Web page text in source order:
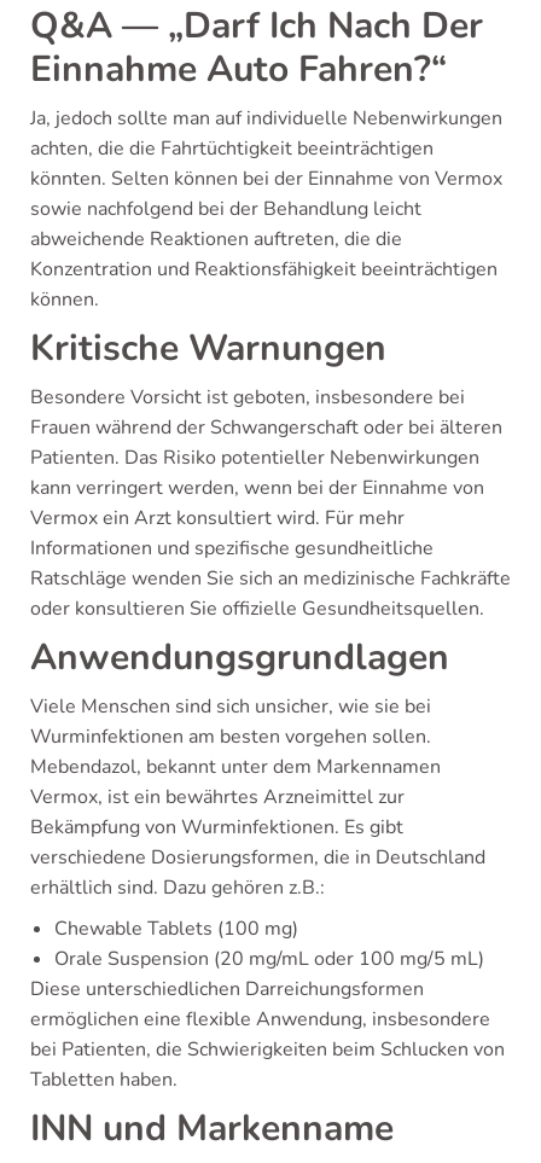
Q&A — „Darf Ich Nach Der
Einnahme Auto Fahren?“
Ja, jedoch sollte man auf individuelle Nebenwirkungen
achten, die die Fahrtüchtigkeit beeinträchtigen
könnten. Selten können bei der Einnahme von Vermox
sowie nachfolgend bei der Behandlung leicht
abweichende Reaktionen auftreten, die die
Konzentration und Reaktionsfähigkeit beeinträchtigen
können.
Kritische Warnungen
Besondere Vorsicht ist geboten, insbesondere bei
Frauen während der Schwangerschaft oder bei älteren
Patienten. Das Risiko potentieller Nebenwirkungen
kann verringert werden, wenn bei der Einnahme von
Vermox ein Arzt konsultiert wird. Für mehr
Informationen und spezifische gesundheitliche
Ratschläge wenden Sie sich an medizinische Fachkräfte
oder konsultieren Sie offizielle Gesundheitsquellen.
Anwendungsgrundlagen
Viele Menschen sind sich unsicher, wie sie bei
Wurminfektionen am besten vorgehen sollen.
Mebendazol, bekannt unter dem Markennamen
Vermox, ist ein bewährtes Arzneimittel zur
Bekämpfung von Wurminfektionen. Es gibt
verschiedene Dosierungsformen, die in Deutschland
erhältlich sind. Dazu gehören z.B.:
Chewable Tablets (100 mg)
Orale Suspension (20 mg/mL oder 100 mg/5 mL)
Diese unterschiedlichen Darreichungsformen
ermöglichen eine flexible Anwendung, insbesondere
bei Patienten, die Schwierigkeiten beim Schlucken von
Tabletten haben.
INN und Markenname